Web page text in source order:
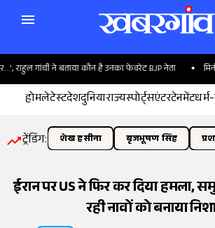
गांधी ने बताया कौन है उनका फेवरेट BJP नेता मिनी
होमलेटेस्टदेशदुनियाराज्यस्पोर्ट्सएंटरटेनमेंट
ट्रेंडिंग: शेख हसीना बृजभूषण सिंह
ईरान पर US ने फिर कर दिया हमला,
रही नावों को बनाया